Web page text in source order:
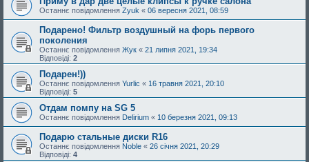
Останнє повідомлення Zyuk « 06 вересня 2021, 08:59
Подарено! Фильтр воздушный на форь первого
поколения
Останнє повідомлення Жук « 21 липня 2021, 19:34
Відповіді: 2
Подарен!))
Останнє повідомлення Yurlic « 16 травня 2021, 20:10
Відповіді: 5
Отдам помпу на SG 5
Останнє повідомлення Delirium « 10 березня 2021, 09:13
Подарю стальные диски R16
Останнє повідомлення Noble « 26 січня 2021, 20:29
Відповіді: 4